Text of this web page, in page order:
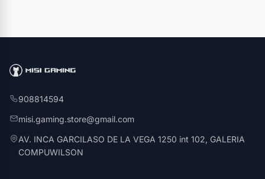
908814594
misi.gaming.store@gmail.com
AV. INCA GARCILASO DE LA VEGA 1250 int 102, GALERIA
COMPUWILSON